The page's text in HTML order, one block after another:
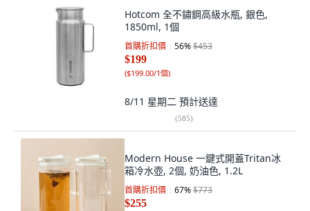
Hotcom 全不鏽鋼高級水瓶, 銀色,
1850ml, 1個
首購折扣價 56%$453
$199
($199.00/1個)
8/11 星期二 預計送達
(585)
Modern House 一鍵式開蓋Tritan冰
箱冷水壺, 2個, 奶油色, 1.2L
首購折扣價 67%$773
$255